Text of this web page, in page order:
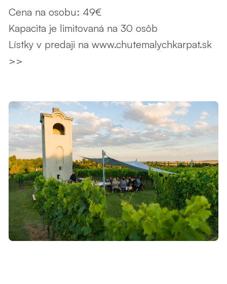
Cena na osobu: 49€
Kapacita je limitovaná na 30 osôb
Lístky v predaji na www.chutemalychkarpat.sk
>>